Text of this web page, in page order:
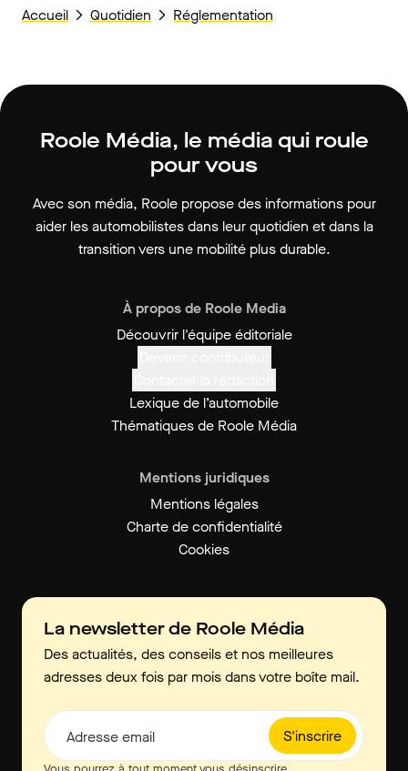
Accueil Quotidien Réglementation
Roole Média, le média qui roule
pour vous
Avec son média, Roole propose des informations pour
aider les automobilistes dans leur quotidien et dans la
transition vers une mobilité plus durable.
À propos de Roole Media
Découvrir l'équipe éditoriale
Lexique de l’automobile
Thématiques de Roole Média
Mentions juridiques
Mentions légales
Charte de confidentialité
Cookies
La newsletter de Roole Média
Des actualités, des conseils et nos meilleures
adresses deux fois par mois dans votre boîte mail.
S'inscrire
Adresse email